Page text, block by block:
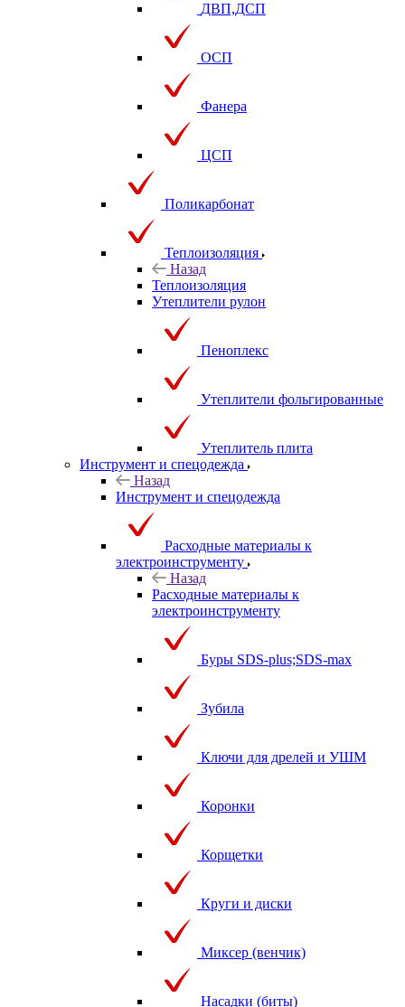
ДВП,ДСП
ОСП
Фанера
ЦСП
Поликарбонат
Теплоизоляция
Назад
Теплоизоляция
Утеплители рулон
Пеноплекс
Утеплители фольгированные
Утеплитель плита
Инструмент и спецодежда
Назад
Инструмент и спецодежда
Расходные материалы к
электроинструменту
Назад
Расходные материалы к
электроинструменту
Буры SDS-plus;SDS-max
Зубила
Ключи для дрелей и УШМ
Коронки
Корщетки
Круги и диски
Миксер (венчик)
Насадки (биты)